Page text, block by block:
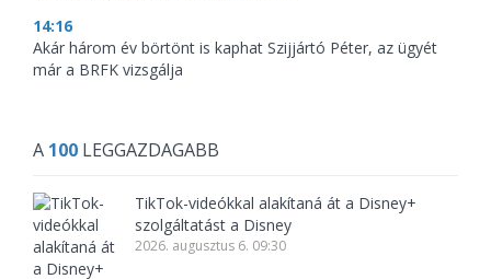
14:16
Akár három év börtönt is kaphat Szijjártó Péter, az ügyét
már a BRFK vizsgálja
A 100 LEGGAZDAGABB
TikTok-videókkal alakítaná át a Disney+
szolgáltatást a Disney
2026. augusztus 6. 09:30